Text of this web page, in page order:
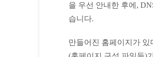
을 우선 안내한 후에,
습니다.
만들어진 홈페이지가